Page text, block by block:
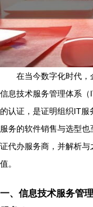
在当今数字化时代，
信息技术服务管理体系
的认证，是证明组织IT
服务的软件销售与选型
证代办服务商，并解析
值。
一、信息技术服务管